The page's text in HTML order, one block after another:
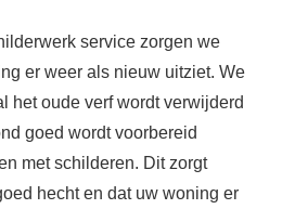
service zorgen we
er weer als nieuw uitziet. We
het oude verf wordt verwijderd
goed wordt voorbereid
met schilderen. Dit zorgt
hecht en dat uw woning er